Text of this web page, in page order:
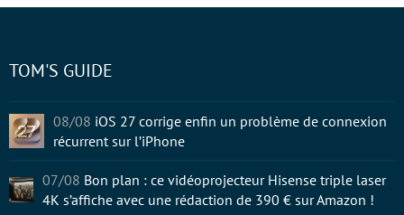
TOM'S GUIDE
08/08 iOS 27 corrige enfin un problème de connexion
récurrent sur l’iPhone
07/08 Bon plan : ce vidéoprojecteur Hisense triple laser
4K s’affiche avec une rédaction de 390 € sur Amazon !